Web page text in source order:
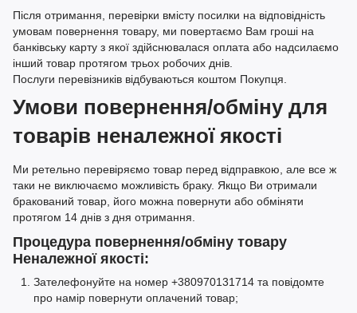
Після отримання, перевірки вмісту посилки на відповідність
умовам повернення товару, ми повертаємо Вам гроші на
банківську карту з якої здійснювалася оплата або надсилаємо
інший товар протягом трьох робочих днів.
Послуги перевізників відбуваються коштом Покупця.
Умови повернення/обміну для
товарів неналежної якості
Ми ретельно перевіряємо товар перед відправкою, але все ж
таки не виключаємо можливість браку. Якщо Ви отримали
бракований товар, його можна повернути або обміняти
протягом 14 днів з дня отримання.
Процедура повернення/обміну товару
Неналежної якості:
Зателефонуйте на номер +380970131714 та повідомте
про намір повернути оплачений товар;